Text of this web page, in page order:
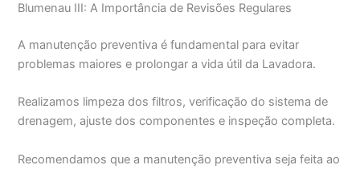
Blumenau III: A Importância de Revisões Regulares
A manutenção preventiva é fundamental para evitar
problemas maiores e prolongar a vida útil da Lavadora.
Realizamos limpeza dos filtros, verificação do sistema de
drenagem, ajuste dos componentes e inspeção completa.
Recomendamos que a manutenção preventiva seja feita ao